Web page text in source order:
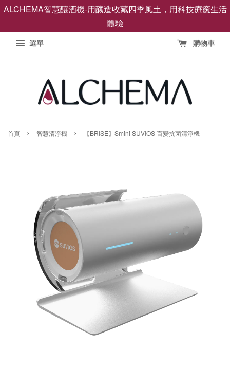
ALCHEMA智慧釀酒機-用釀造收藏四季風土，用科技療癒生活
體驗
選單 購物車
首頁 › 智慧清淨機 › 【BRISE】Smini SUVIOS 百變抗菌清淨機